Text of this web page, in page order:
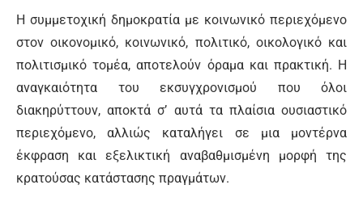
Η συμμετοχική δημοκρατία με κοινωνικό περιεχόμενο
στον οικονομικό, κοινωνικό, πολιτικό, οικολογικό και
πολιτισμικό τομέα, αποτελούν όραμα και πρακτική. Η
αναγκαιότητα του εκσυγχρονισμού που όλοι
διακηρύττουν, αποκτά σ’ αυτά τα πλαίσια ουσιαστικό
περιεχόμενο, αλλιώς καταλήγει σε μια μοντέρνα
έκφραση και εξελικτική αναβαθμισμένη μορφή της
κρατούσας κατάστασης πραγμάτων.